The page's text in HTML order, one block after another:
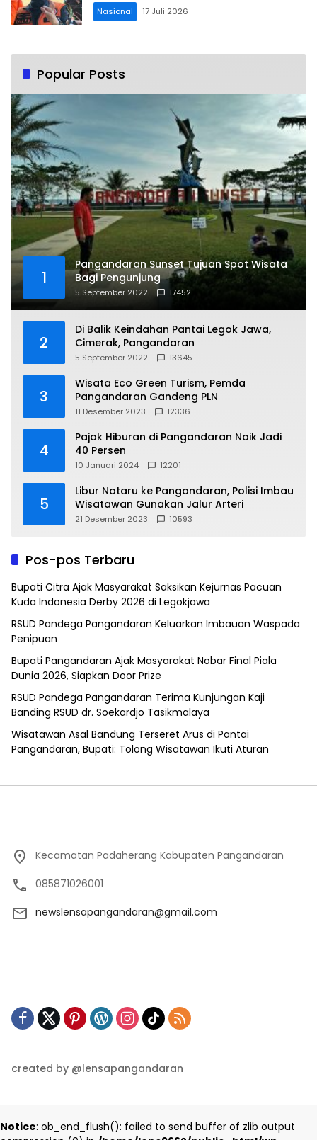
Nasional 17 Juli 2026
Popular Posts
1
Pangandaran Sunset Tujuan Spot Wisata
Bagi Pengunjung
5 September 2022 17452
2
Di Balik Keindahan Pantai Legok Jawa,
Cimerak, Pangandaran
5 September 2022 13645
3
Wisata Eco Green Turism, Pemda
Pangandaran Gandeng PLN
11 Desember 2023 12336
4
Pajak Hiburan di Pangandaran Naik Jadi
40 Persen
10 Januari 2024 12201
5
Libur Nataru ke Pangandaran, Polisi Imbau
Wisatawan Gunakan Jalur Arteri
21 Desember 2023 10593
Pos-pos Terbaru
Bupati Citra Ajak Masyarakat Saksikan Kejurnas Pacuan
Kuda Indonesia Derby 2026 di Legokjawa
RSUD Pandega Pangandaran Keluarkan Imbauan Waspada
Penipuan
Bupati Pangandaran Ajak Masyarakat Nobar Final Piala
Dunia 2026, Siapkan Door Prize
RSUD Pandega Pangandaran Terima Kunjungan Kaji
Banding RSUD dr. Soekardjo Tasikmalaya
Wisatawan Asal Bandung Terseret Arus di Pantai
Pangandaran, Bupati: Tolong Wisatawan Ikuti Aturan
Kecamatan Padaherang Kabupaten Pangandaran
085871026001
newslensapangandaran@gmail.com
created by @lensapangandaran
Notice: ob_end_flush(): failed to send buffer of zlib output